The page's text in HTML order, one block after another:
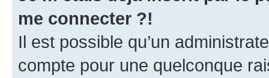
me connecter ?!
Il est possible qu’un
compte pour une quelconque